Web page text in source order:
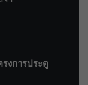
งการประตู